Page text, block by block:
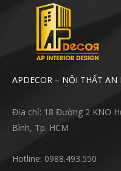
APDECOR – NỘI THẤT AN
Địa chỉ: 18 Đường 2 KNO
Bình, Tp. HCM
Hotline: 0988.493.550